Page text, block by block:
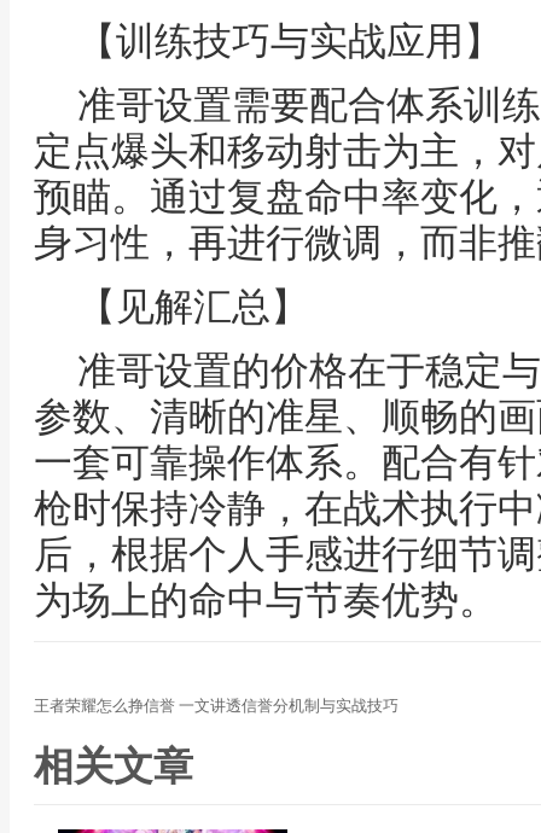
【训练技巧与实战应用】
准哥设置需要配合体系训
定点爆头和移动射击为主，
预瞄。通过复盘命中率变化
身习性，再进行微调，而非
【见解汇总】
准哥设置的价格在于稳定
参数、清晰的准星、顺畅的
一套可靠操作体系。配合有
枪时保持冷静，在战术执行
后，根据个人手感进行细节
为场上的命中与节奏优势。
王者荣耀怎么挣信誉 一文讲透信誉分机制与实战技巧
相关文章